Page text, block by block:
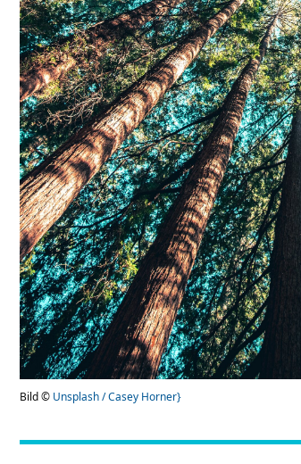
Bild © Unsplash / Casey Horner}